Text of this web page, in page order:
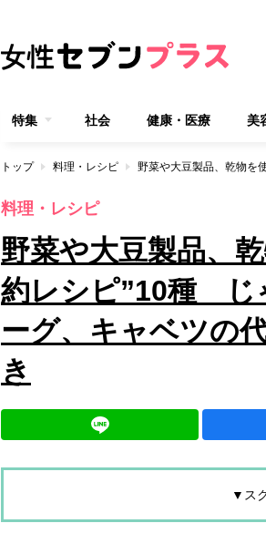
特集 社会 健康・医療 美
トップ 料理・レシピ
料理・レシピ
野菜や大豆製品、
約レシピ”10種 じ
ーグ、キャベツの
き
▼ス